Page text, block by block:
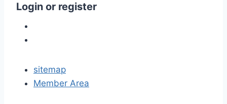
Login or register
sitemap
Member Area